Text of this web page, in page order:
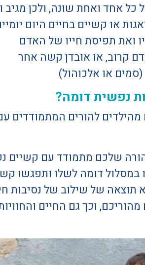
אחד ואחת שונה, ולכן מגיב
או קשיים בחיים היום
ואת תפיסת חייו של האדם
קרוב, או אובדן קשה אחר
או אלכוהול)
נפשית דומה?
להורים המתמודדים
שלכם מתמודד עם קשיים
דומה לשלו ותפגשו
של שילוב של נסיבות
מהוריכם, וכך גם החיים